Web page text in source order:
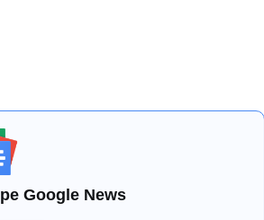
Google News